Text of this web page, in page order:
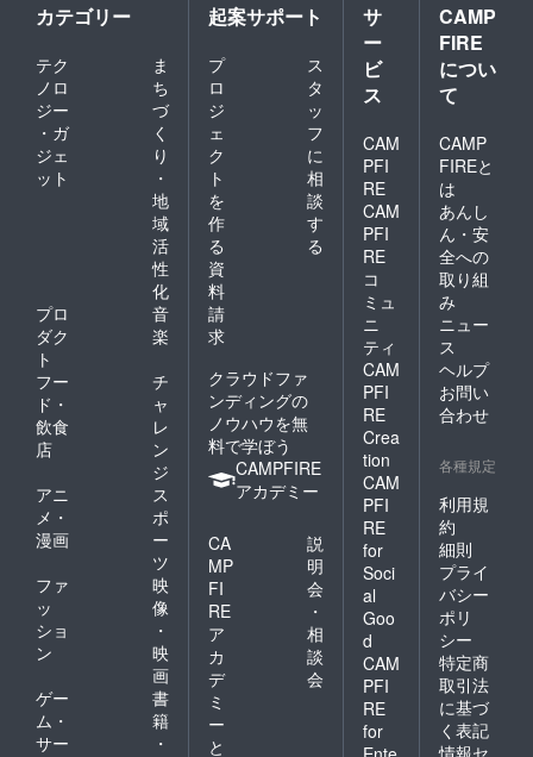
カテゴリー
テク
ノロ
ジー
・ガ
ジェ
ット
ま
ち
づ
く
り
・
地
域
活
性
化
プロ
ダク
ト
音
楽
フー
ド・
飲食
店
チ
ャ
レ
ン
ジ
アニ
メ・
漫画
ス
ポ
ー
ツ
ファ
ッ
ショ
ン
映
像
・
映
画
ゲー
ム・
サー
書
籍
・
起案サポート
プ
ロ
ジ
ェ
ク
ト
を
作
る
ス
タ
ッ
フ
に
相
談
す
る
資
料
請
求
クラウドファ
ンディングの
ノウハウを無
料で学ぼう
CAMPFIRE
アカデミー
CA
MP
FI
RE
ア
カ
デ
ミ
ー
と
説
明
会
・
相
談
会
サ
ー
ビ
ス
CAM
PFI
RE
CAM
PFI
RE
コ
ミュ
ニ
ティ
CAM
PFI
RE
Crea
tion
CAM
PFI
RE
for
Soci
al
Goo
d
CAM
PFI
RE
for
CAMP
FIRE
につい
て
CAMP
FIREと
は
あんし
ん・安
全への
取り組
み
ニュー
ス
ヘルプ
お問い
合わせ
各種規定
利用規
約
細則
プライ
バシー
ポリ
シー
特定商
取引法
に基づ
く表記
情報セ